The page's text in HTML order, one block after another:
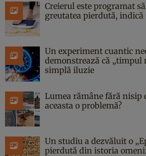
Creierul este programat
greutatea pierdută,
Un experiment cuantic
demonstrează că „timpul
simplă iluzie
Lumea rămâne fără nisip
aceasta o problemă?
Un studiu a dezvăluit o
pierdută din istoria